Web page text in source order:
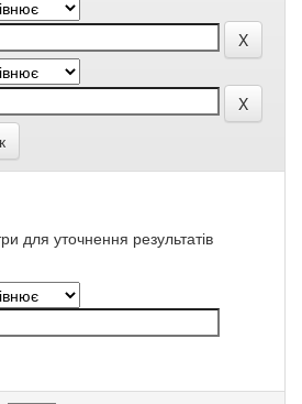
для уточнення результатів